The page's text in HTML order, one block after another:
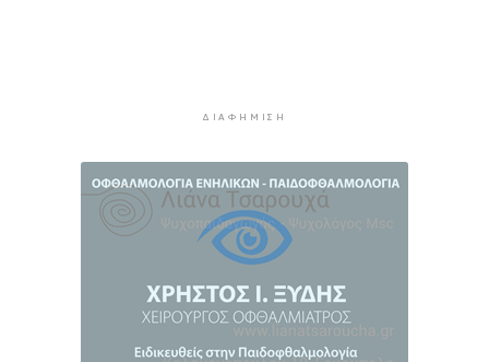
Κυκλάδες: Συνελήφθησαν έξι άτομα για
ηχορύπανση από καταστήματα
ΔΙΑΦΉΜΙΣΗ